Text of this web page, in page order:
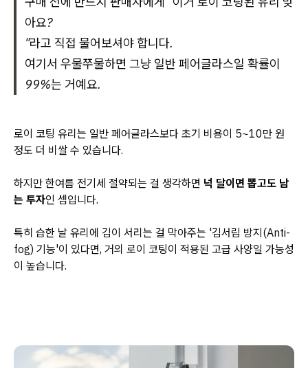
아요?
"라고 직접 물어보셔야 합니다.
여기서 우물쭈물하면 그냥 일반 페어글라스일 확률이
99%는 거예요.
로이 코팅 유리는 일반 페어글라스보다 초기 비용이 5~10만 원
정도 더 비쌀 수 있습니다.
하지만 한여름 전기세 절약되는 걸 생각하면 넉 달이면 뽑고도 남
는 투자인 셈입니다.
특히 습한 날 유리에 김이 서리는 걸 막아주는 '김서림 방지(Anti-
fog) 기능'이 있다면, 거의 로이 코팅이 적용된 고급 사양일 가능성
이 높습니다.